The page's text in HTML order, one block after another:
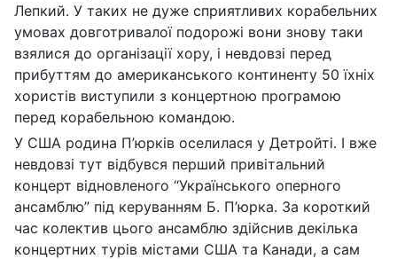
Лепкий. У таких не дуже сприятливих корабельних
умовах довготривалої подорожі вони знову таки
взялися до організації хору, і невдовзі перед
прибуттям до американського континенту 50 їхніх
хористів виступили з концертною програмою
перед корабельною командою.
У США родина П’юрків оселилася у Детройті. І вже
невдовзі тут відбувся перший привітальний
концерт відновленого “Українського оперного
ансамблю” під керуванням Б. П’юрка. За короткий
час колектив цього ансамблю здійснив декілька
концертних турів містами США та Канади, а сам